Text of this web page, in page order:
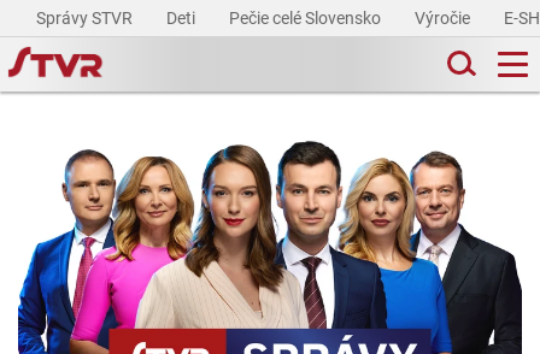
Správy STVR Deti Pečie celé Slovensko Výročie E-